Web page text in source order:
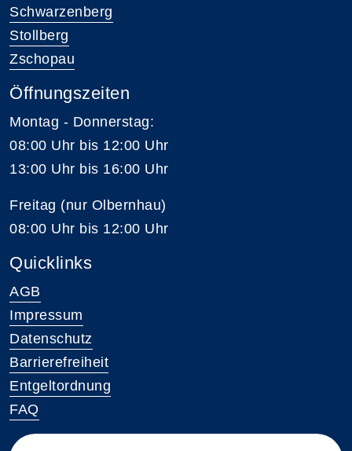
Schwarzenberg
Stollberg
Zschopau
Öffnungszeiten
Montag - Donnerstag:
08:00 Uhr bis 12:00 Uhr
13:00 Uhr bis 16:00 Uhr
Freitag (nur Olbernhau)
08:00 Uhr bis 12:00 Uhr
Quicklinks
AGB
Impressum
Datenschutz
Barrierefreiheit
Entgeltordnung
FAQ